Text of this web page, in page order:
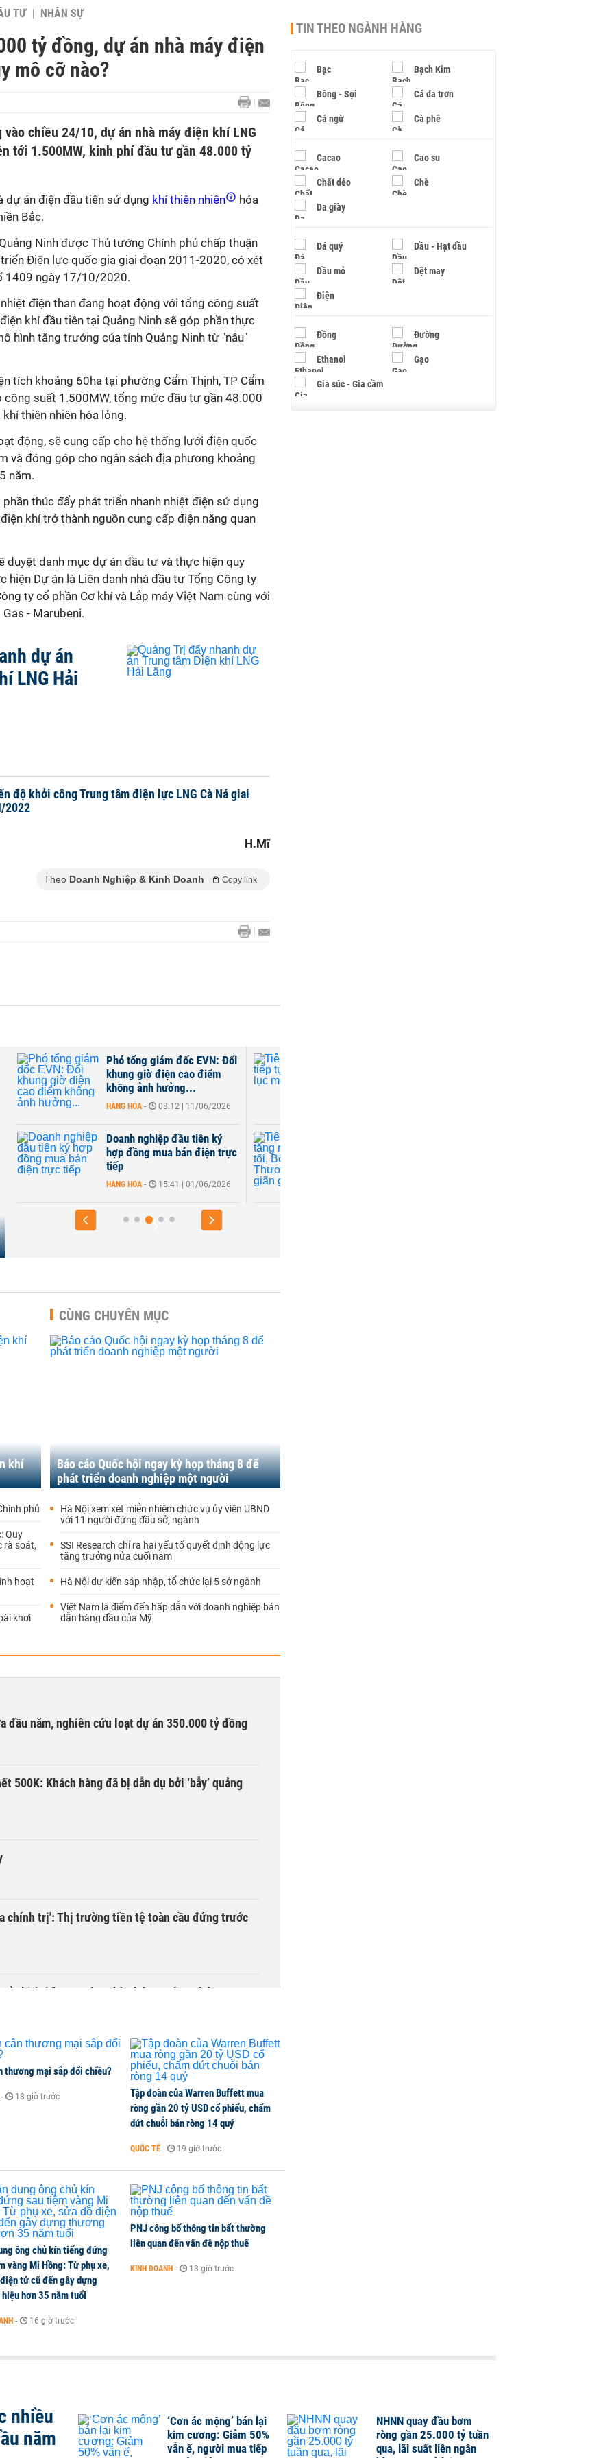
TƯ NHÂN SỰ
tỷ đồng, dự án nhà máy điện
mô cỡ nào?
chiều 24/10, dự án nhà máy điện khí LNG
tới 1.500MW, kinh phí đầu tư gần 48.000 tỷ
dự án điện đầu tiên sử dụng khí thiên nhiên
hóa
Bắc.
Ninh được Thủ tướng Chính phủ chấp thuận
Điện lực quốc gia giai đoạn 2011-2020, có xét
1409 ngày 17/10/2020.
điện than đang hoạt động với tổng công suất
khí đầu tiên tại Quảng Ninh sẽ góp phần thực
hình tăng trưởng của tỉnh Quảng Ninh từ "nâu"
tích khoảng 60ha tại phường Cẩm Thịnh, TP Cẩm
công suất 1.500MW, tổng mức đầu tư gần 48.000
thiên nhiên hóa lỏng.
động, sẽ cung cấp cho hệ thống lưới điện quốc
và đóng góp cho ngân sách địa phương khoảng
năm.
thúc đẩy phát triển nhanh nhiệt điện sử dụng
khí trở thành nguồn cung cấp điện năng quan
duyệt danh mục dự án đầu tư và thực hiện quy
hiện Dự án là Liên danh nhà đầu tư Tổng Công ty
ty cổ phần Cơ khí và Lắp máy Việt Nam cùng với
- Marubeni.
dự án
LNG Hải
độ khởi công Trung tâm điện lực LNG Cà Ná giai
2022
H.Mĩ
Theo Doanh Nghiệp & Kinh Doanh Copy link
Phó tổng giám đốc EVN: Đổi
khung giờ điện cao điểm
không ảnh hưởng...
HÀNG HÓA - 08:12 | 11/06/2026
Doanh nghiệp đầu tiên ký
hợp đồng mua bán điện trực
tiếp
HÀNG HÓA - 15:41 | 01/06/2026
khí
phủ
Quy
rà soát,
hoạt
khơi
CÙNG CHUYÊN MỤC
Báo cáo Quốc hội ngay kỳ họp tháng 8 để
phát triển doanh nghiệp một người
Hà Nội xem xét miễn nhiệm chức vụ ủy viên UBND
với 11 người đứng đầu sở, ngành
SSI Research chỉ ra hai yếu tố quyết định động lực
tăng trưởng nửa cuối năm
Hà Nội dự kiến sáp nhập, tổ chức lại 5 sở ngành
Việt Nam là điểm đến hấp dẫn với doanh nghiệp bán
dẫn hàng đầu của Mỹ
đầu năm, nghiên cứu loạt dự án 350.000 tỷ đồng
500K: Khách hàng đã bị dẫn dụ bởi ‘bẫy’ quảng
chính trị': Thị trường tiền tệ toàn cầu đứng trước
phiếu 'ế' trong đợt chào bán ra công chúng
thương mại sắp đổi chiều?
- 18 giờ trước
Tập đoàn của Warren Buffett mua
ròng gần 20 tỷ USD cổ phiếu, chấm
dứt chuỗi bán ròng 14 quý
QUỐC TẾ - 19 giờ trước
ông chủ kín tiếng đứng
vàng Mi Hồng: Từ phụ xe,
tử cũ đến gây dựng
hơn 35 năm tuổi
- 16 giờ trước
PNJ công bố thông tin bất thường
liên quan đến vấn đề nộp thuế
KINH DOANH - 13 giờ trước
TIN THEO NGÀNH HÀNG
Bạc Bạch Kim
Bông - Sợi Cá da trơn
Cá ngừ Cà phê
Cacao Cao su
Chất dẻo Chè
Da giày
Đá quý Dầu - Hạt dầu
Dầu mỏ Dệt may
Điện
Đồng Đường
Ethanol Gạo
Gia súc - Gia cầm
nhiều
năm
‘Cơn ác mộng’ bán lại
kim cương: Giảm 50%
vẫn ế, người mua tiếp
NHNN quay đầu bơm
ròng gần 25.000 tỷ tuần
qua, lãi suất liên ngân